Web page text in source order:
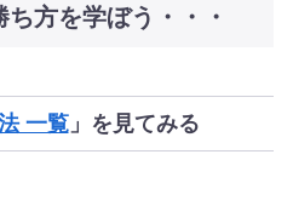
方を学ぼう・・・
一覧」を見てみる